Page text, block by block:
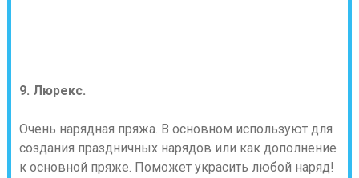
9. Люрекс.
Очень нарядная пряжа. В основном используют для
создания праздничных нарядов или как дополнение
к основной пряже. Поможет украсить любой наряд!